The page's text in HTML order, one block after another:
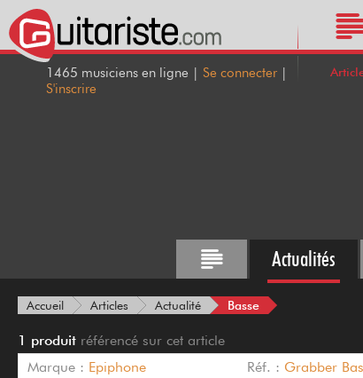
1465 musiciens en ligne | Se connecter |
S'inscrire
Actualités
Accueil Articles Actualité Basse
1 produit référencé sur cet article
Marque : Epiphone Réf. : Grabber